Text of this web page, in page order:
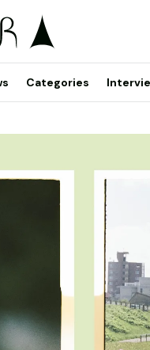
Categories